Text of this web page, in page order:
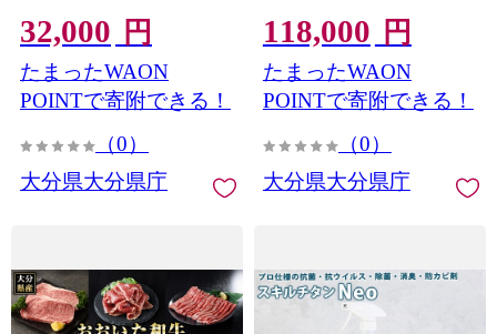
畜産公社】
32,000 円
たまったWAON
POINTで寄附できる！
（0）
大分県大分県庁
ぶしゃぶ ステーキ 切り落
とし 【optk006】【大分県
畜産公社】
118,000 円
たまったWAON
POINTで寄附できる！
（0）
大分県大分県庁